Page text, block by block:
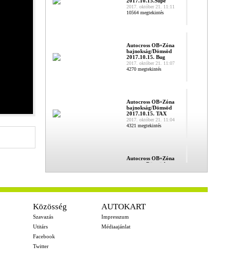
2017. október 21. 11:11
10564 megtekintés
Autocross OB+Zóna
bajnokság/Dömsöd
2017.10.15. Bug
2017. október 21. 11:07
4270 megtekintés
Autocross OB+Zóna
bajnokság/Dömsöd
2017.10.15. TAX
2017. október 21. 11:04
4321 megtekintés
Autocross OB+Zóna
verseny Dömsöd
Autocross Nagydobos
2016. június 4. 10:23
Közösség
Szavazás
Utitárs
Facebook
Twitter
AUTOKART
Impresszum
Médiaajánlat